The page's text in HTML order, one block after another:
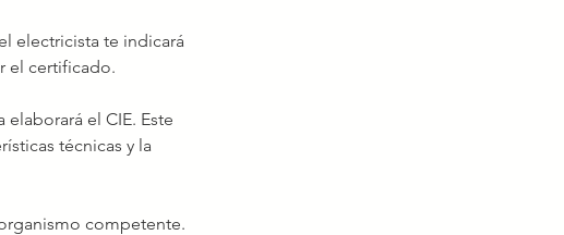
electricista te indicará
el certificado.
el CIE. Este
técnicas y la
competente.